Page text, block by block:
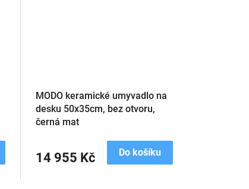
MODO keramické umyvadlo na
desku 50x35cm, bez otvoru,
černá mat
14 955 Kč Do košíku